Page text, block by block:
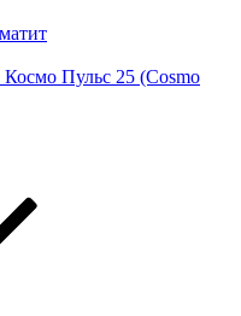
Космо Пульс 25 (Cosmo